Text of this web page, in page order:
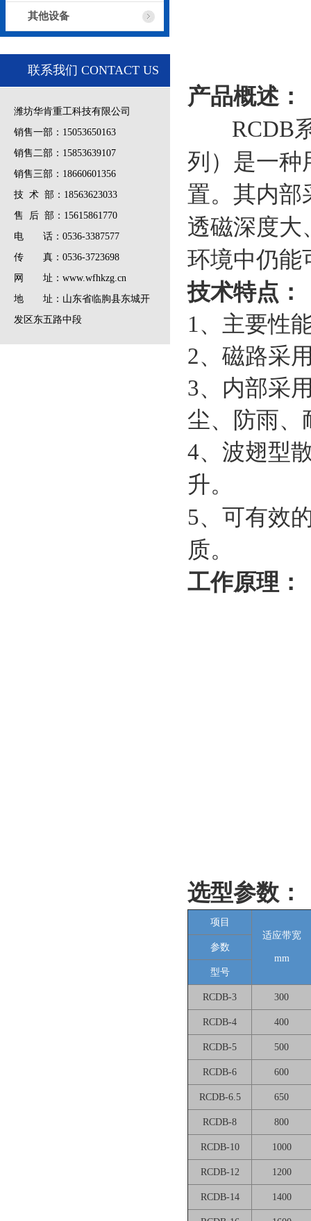
其他设备
联系我们 CONTACT US
潍坊华肯重工科技有限公司
销售一部：15053650163
销售二部：15853639107
销售三部：18660601356
技 术 部：18563623033
售 后 部：15615861770
电 话：0536-3387577
传 真：0536-3723698
网 址：www.wfhkzg.cn
地 址：山东省临朐县东城开
发区东五路中段
产品概述：
RCDB系
列）是一种
置。其内部
透磁深度大
环境中仍能
技术特点：
1、主要性
2、磁路采
3、内部采
尘、防雨、
4、波翅型
升。
5、可有效
质。
工作原理：
选型参数：
项目
适应带宽
mm
参数
型号
RCDB-3 300
RCDB-4 400
RCDB-5 500
RCDB-6 600
RCDB-6.5 650
RCDB-8 800
RCDB-10 1000
RCDB-12 1200
RCDB-14 1400